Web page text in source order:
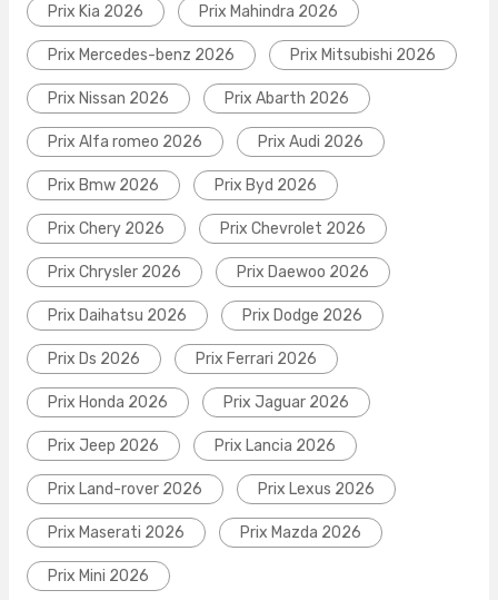
Prix Kia 2026 Prix Mahindra 2026
Prix Mercedes-benz 2026 Prix Mitsubishi 2026
Prix Nissan 2026 Prix Abarth 2026
Prix Alfa romeo 2026 Prix Audi 2026
Prix Bmw 2026 Prix Byd 2026
Prix Chery 2026 Prix Chevrolet 2026
Prix Chrysler 2026 Prix Daewoo 2026
Prix Daihatsu 2026 Prix Dodge 2026
Prix Ds 2026 Prix Ferrari 2026
Prix Honda 2026 Prix Jaguar 2026
Prix Jeep 2026 Prix Lancia 2026
Prix Land-rover 2026 Prix Lexus 2026
Prix Maserati 2026 Prix Mazda 2026
Prix Mini 2026